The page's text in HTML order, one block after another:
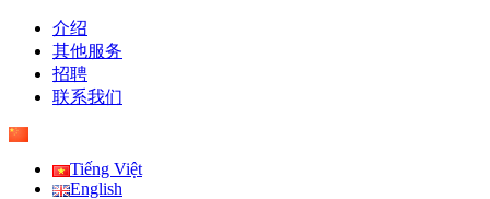
介绍
其他服务
招聘
联系我们
Tiếng Việt
English